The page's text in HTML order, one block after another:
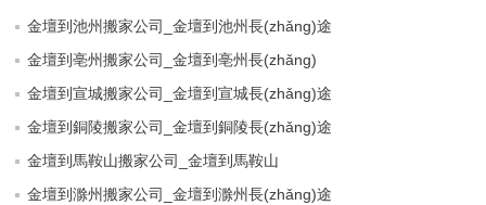
金壇到池州搬家公司_金壇到池州長(zhǎng)途
金壇到亳州搬家公司_金壇到亳州長(zhǎng)
金壇到宣城搬家公司_金壇到宣城長(zhǎng)途
金壇到銅陵搬家公司_金壇到銅陵長(zhǎng)途
金壇到馬鞍山搬家公司_金壇到馬鞍山
金壇到滁州搬家公司_金壇到滁州長(zhǎng)途